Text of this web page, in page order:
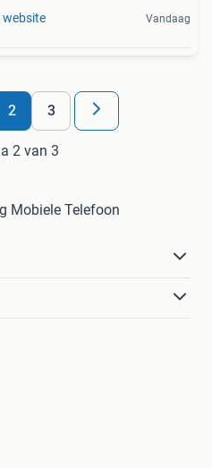
website Vandaag
2 3
2 van 3
Mobiele Telefoon